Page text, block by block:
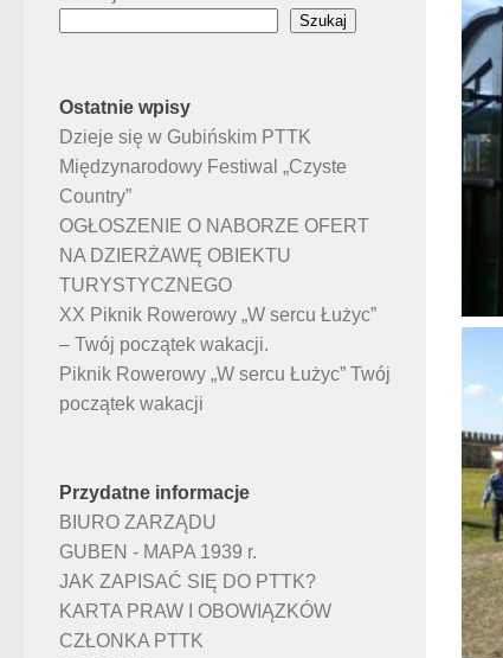
Szukaj
Ostatnie wpisy
Dzieje się w Gubińskim PTTK
Międzynarodowy Festiwal „Czyste
Country”
OGŁOSZENIE O NABORZE OFERT
NA DZIERŻAWĘ OBIEKTU
TURYSTYCZNEGO
XX Piknik Rowerowy „W sercu Łużyc”
– Twój początek wakacji.
Piknik Rowerowy „W sercu Łużyc” Twój
początek wakacji
Przydatne informacje
BIURO ZARZĄDU
GUBEN - MAPA 1939 r.
JAK ZAPISAĆ SIĘ DO PTTK?
KARTA PRAW I OBOWIĄZKÓW
CZŁONKA PTTK